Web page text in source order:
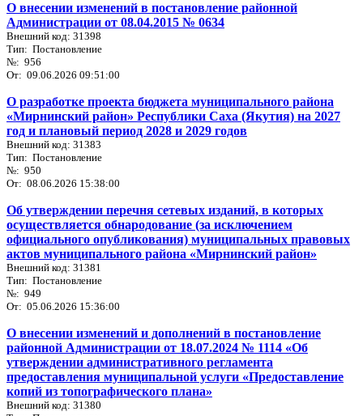
О внесении изменений в постановление районной
Администрации от 08.04.2015 № 0634
Внешний код: 31398
Тип: Постановление
№: 956
От: 09.06.2026 09:51:00
О разработке проекта бюджета муниципального района
«Мирнинский район» Республики Саха (Якутия) на 2027
год и плановый период 2028 и 2029 годов
Внешний код: 31383
Тип: Постановление
№: 950
От: 08.06.2026 15:38:00
Об утверждении перечня сетевых изданий, в которых
осуществляется обнародование (за исключением
официального опубликования) муниципальных правовых
актов муниципального района «Мирнинский район»
Внешний код: 31381
Тип: Постановление
№: 949
От: 05.06.2026 15:36:00
О внесении изменений и дополнений в постановление
районной Администрации от 18.07.2024 № 1114 «Об
утверждении административного регламента
предоставления муниципальной услуги «Предоставление
копий из топографического плана»
Внешний код: 31380